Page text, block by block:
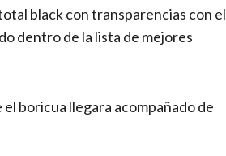
black con transparencias con el
dentro de la lista de mejores
boricua llegara acompañado de